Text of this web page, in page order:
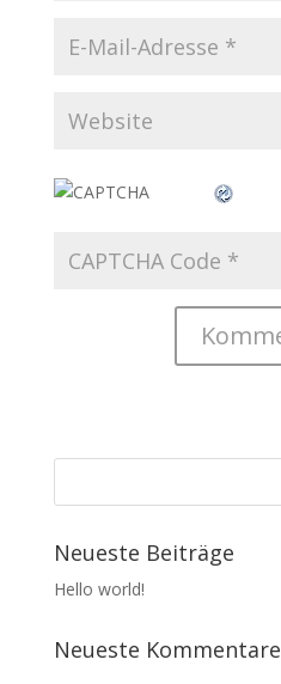
Neueste Beiträge
Hello world!
Neueste Kommentare